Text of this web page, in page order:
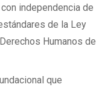
independencia de
de la Ley
Humanos de
que